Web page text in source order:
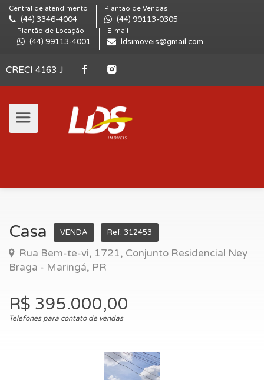
Central de atendimento
(44) 3346-4004
Plantão de Vendas
(44) 99113-0305
Plantão de Locação
(44) 99113-4001
E-mail
ldsimoveis@gmail.com
CRECI 4163 J
Casa VENDA Ref: 312453
Rua Bem-te-vi, 1721, Conjunto Residencial Ney
Braga - Maringá, PR
R$ 395.000,00
Telefones para contato de vendas